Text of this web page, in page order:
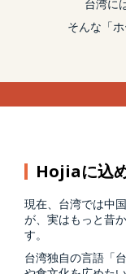
台湾に
そんな「
Hojiaに込
現在、台湾では中
が、実はもっと昔
す。
台湾独自の言語「